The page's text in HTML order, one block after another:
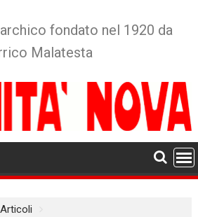
fondato nel 1920 da
Malatesta
Articoli